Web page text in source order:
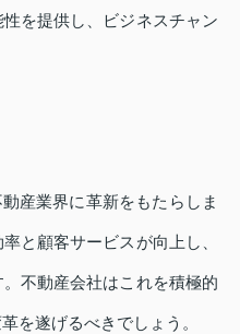
を提供し、ビジネスチャン
産業界に革新をもたらしま
と顧客サービスが向上し、
不動産会社はこれを積極的
を遂げるべきでしょう。